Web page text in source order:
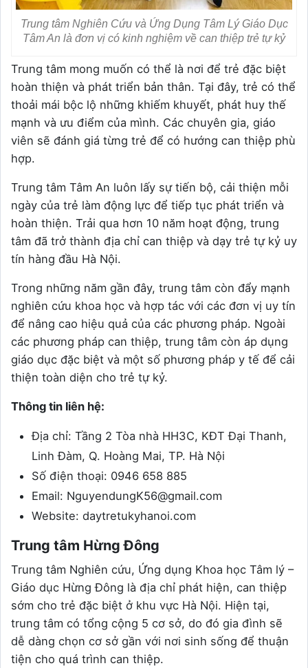
Trung tâm Nghiên Cứu và Ứng Dụng Tâm Lý Giáo Dục
Tâm An là đơn vị có kinh nghiệm về can thiệp trẻ tự kỷ
Trung tâm mong muốn có thể là nơi để trẻ đặc biệt
hoàn thiện và phát triển bản thân. Tại đây, trẻ có thể
thoải mái bộc lộ những khiếm khuyết, phát huy thế
mạnh và ưu điểm của mình. Các chuyên gia, giáo
viên sẽ đánh giá từng trẻ để có hướng can thiệp phù
hợp.
Trung tâm Tâm An luôn lấy sự tiến bộ, cải thiện mỗi
ngày của trẻ làm động lực để tiếp tục phát triển và
hoàn thiện. Trải qua hơn 10 năm hoạt động, trung
tâm đã trở thành địa chỉ can thiệp và dạy trẻ tự kỷ uy
tín hàng đầu Hà Nội.
Trong những năm gần đây, trung tâm còn đẩy mạnh
nghiên cứu khoa học và hợp tác với các đơn vị uy tín
để nâng cao hiệu quả của các phương pháp. Ngoài
các phương pháp can thiệp, trung tâm còn áp dụng
giáo dục đặc biệt và một số phương pháp y tế để cải
thiện toàn diện cho trẻ tự kỷ.
Thông tin liên hệ:
Địa chỉ: Tầng 2 Tòa nhà HH3C, KĐT Đại Thanh,
Linh Đàm, Q. Hoàng Mai, TP. Hà Nội
Số điện thoại: 0946 658 885
Email: NguyendungK56@gmail.com
Website: daytretukyhanoi.com
Trung tâm Hừng Đông
Trung tâm Nghiên cứu, Ứng dụng Khoa học Tâm lý –
Giáo dục Hừng Đông là địa chỉ phát hiện, can thiệp
sớm cho trẻ đặc biệt ở khu vực Hà Nội. Hiện tại,
trung tâm có tổng cộng 5 cơ sở, do đó gia đình sẽ
dễ dàng chọn cơ sở gần với nơi sinh sống để thuận
tiện cho quá trình can thiệp.